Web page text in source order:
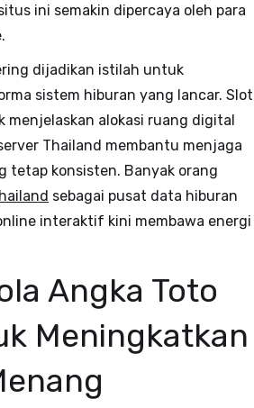
ini semakin dipercaya oleh para
dijadikan istilah untuk
sistem hiburan yang lancar. Slot
menjelaskan alokasi ruang digital
Thailand membantu menjaga
tetap konsisten. Banyak orang
sebagai pusat data hiburan
interaktif kini membawa energi
Angka Toto
Meningkatkan